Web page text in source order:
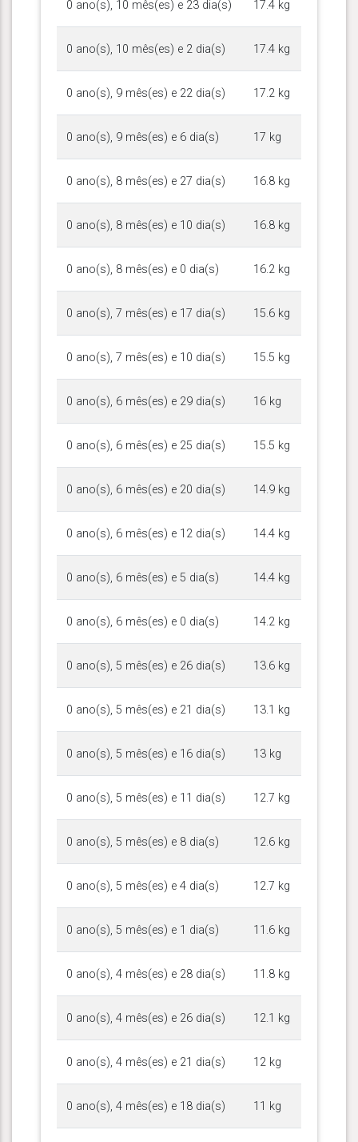
0 ano(s), 10 mês(es) e 23 dia(s) 17.4 kg
0 ano(s), 10 mês(es) e 2 dia(s) 17.4 kg
0 ano(s), 9 mês(es) e 22 dia(s) 17.2 kg
0 ano(s), 9 mês(es) e 6 dia(s) 17 kg
0 ano(s), 8 mês(es) e 27 dia(s) 16.8 kg
0 ano(s), 8 mês(es) e 10 dia(s) 16.8 kg
0 ano(s), 8 mês(es) e 0 dia(s) 16.2 kg
0 ano(s), 7 mês(es) e 17 dia(s) 15.6 kg
0 ano(s), 7 mês(es) e 10 dia(s) 15.5 kg
0 ano(s), 6 mês(es) e 29 dia(s) 16 kg
0 ano(s), 6 mês(es) e 25 dia(s) 15.5 kg
0 ano(s), 6 mês(es) e 20 dia(s) 14.9 kg
0 ano(s), 6 mês(es) e 12 dia(s) 14.4 kg
0 ano(s), 6 mês(es) e 5 dia(s) 14.4 kg
0 ano(s), 6 mês(es) e 0 dia(s) 14.2 kg
0 ano(s), 5 mês(es) e 26 dia(s) 13.6 kg
0 ano(s), 5 mês(es) e 21 dia(s) 13.1 kg
0 ano(s), 5 mês(es) e 16 dia(s) 13 kg
0 ano(s), 5 mês(es) e 11 dia(s) 12.7 kg
0 ano(s), 5 mês(es) e 8 dia(s) 12.6 kg
0 ano(s), 5 mês(es) e 4 dia(s) 12.7 kg
0 ano(s), 5 mês(es) e 1 dia(s) 11.6 kg
0 ano(s), 4 mês(es) e 28 dia(s) 11.8 kg
0 ano(s), 4 mês(es) e 26 dia(s) 12.1 kg
0 ano(s), 4 mês(es) e 21 dia(s) 12 kg
0 ano(s), 4 mês(es) e 18 dia(s) 11 kg